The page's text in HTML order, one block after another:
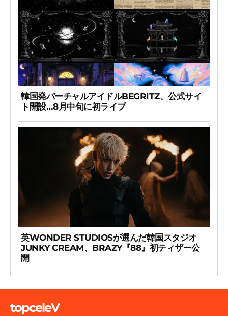
韓国発バーチャルアイドルBEGRITZ、公式サイ
ト開設…8月中旬に初ライブ
英WONDER STUDIOSが選んだ韓国スタジオ
JUNKY CREAM、BRAZY『88』初ティザー公
開
topceleV